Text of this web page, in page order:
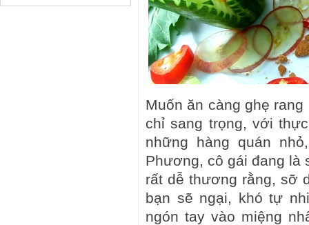
Muốn ăn càng ghẹ
chỉ sang trọng, với
những hàng quán
Phương, cô gái đang là
rất dễ thương rằng, sỡ
bạn sẽ ngại, khó tự
ngón tay vào miệng